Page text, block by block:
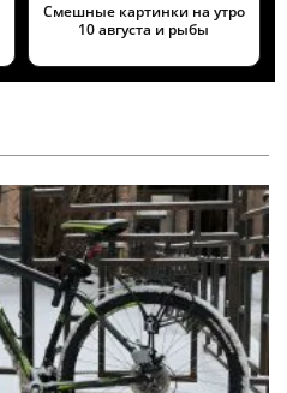
Смешные картинки на утро
10 августа и рыбы